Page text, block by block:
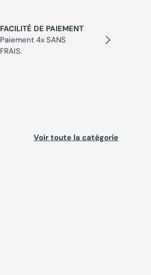
Suivant
FACILITÉ DE PAIEMENT
Paiement 4x SANS
FRAIS.
Voir toute la catégorie